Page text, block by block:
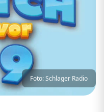
Foto: Schlager Radio